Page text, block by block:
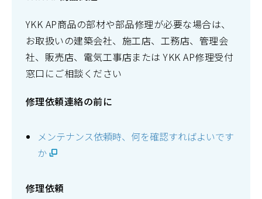
YKK AP商品の部材や部品修理が必要な場合は、
お取扱いの建築会社、施工店、工務店、管理会
社、販売店、電気工事店または YKK AP修理受付
窓口にご相談ください
修理依頼連絡の前に
メンテナンス依頼時、何を確認すればよいです
か
修理依頼